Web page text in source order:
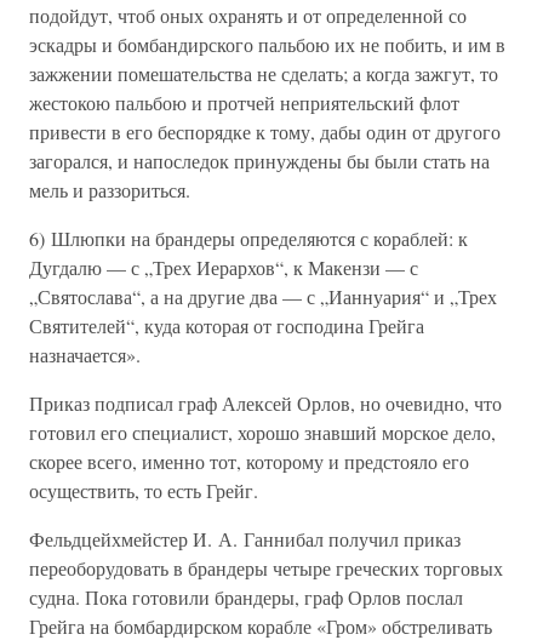
подойдут, чтоб оных охранять и от определенной со
эскадры и бомбандирского пальбою их не побить, и им в
зажжении помешательства не сделать; а когда зажгут, то
жестокою пальбою и протчей неприятельский флот
привести в его беспорядке к тому, дабы один от другого
загорался, и напоследок принуждены бы были стать на
мель и раззориться.
6) Шлюпки на брандеры определяются с кораблей: к
Дугдалю — с „Трех Иерархов“, к Макензи — с
„Святослава“, а на другие два — с „Ианнуария“ и „Трех
Святителей“, куда которая от господина Грейга
назначается».
Приказ подписал граф Алексей Орлов, но очевидно, что
готовил его специалист, хорошо знавший морское дело,
скорее всего, именно тот, которому и предстояло его
осуществить, то есть Грейг.
Фельдцейхмейстер И. А. Ганнибал получил приказ
переоборудовать в брандеры четыре греческих торговых
судна. Пока готовили брандеры, граф Орлов послал
Грейга на бомбардирском корабле «Гром» обстреливать